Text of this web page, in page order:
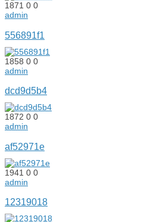
1871 0 0
admin
556891f1
1858 0 0
admin
dcd9d5b4
1872 0 0
admin
af52971e
1941 0 0
admin
12319018